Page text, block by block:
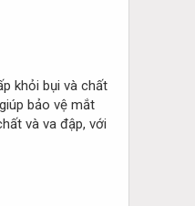
khỏi bụi và chất
bảo vệ mắt
và va đập, với